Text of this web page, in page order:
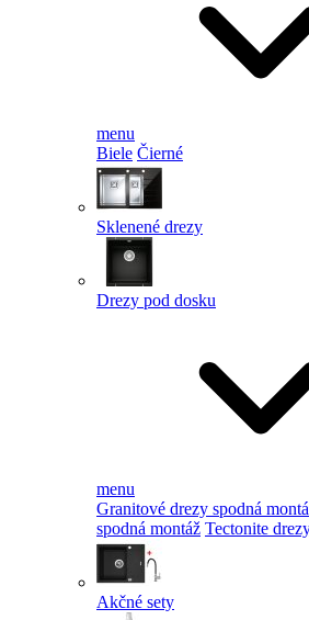
menu
Biele Čierné
Sklenené drezy
Drezy pod dosku
menu
Granitové drezy spodná
spodná montáž Tectonite
Akčné sety